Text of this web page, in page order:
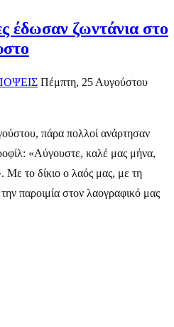
έδωσαν ζωντάνια στο
Πέμπτη, 25 Αυγούστου
πάρα πολλοί ανάρτησαν
«Αύγουστε, καλέ μας μήνα,
Με το δίκιο ο λαός μας, με τη
παροιμία στον λαογραφικό μας